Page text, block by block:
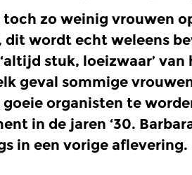
toch zo weinig vrouwen
dit wordt echt weleens
stuk, loeizwaar’
geval sommige
organisten te
in de jaren ‘30.
in een vorige aflevering.